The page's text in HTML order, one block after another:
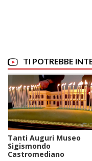
TI POTREBBE
Tanti Auguri Museo
Sigismondo
Castromediano